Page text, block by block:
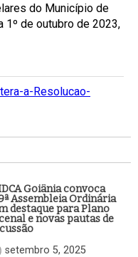
do Município de
1º de outubro de 2023,
a-Resolucao-
Goiânia convoca
Assembleia Ordinária
destaque para Plano
e novas pautas de
setembro 5, 2025